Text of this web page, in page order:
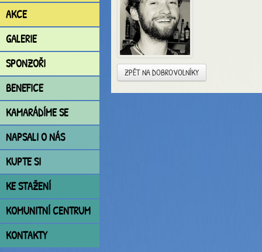
AKCE
GALERIE
SPONZOŘI
BENEFICE
KAMARÁDÍME SE
NAPSALI O NÁS
KUPTE SI
KE STAŽENÍ
KOMUNITNÍ CENTRUM
KONTAKTY
ZPĚT NA DOBROVOLNÍKY